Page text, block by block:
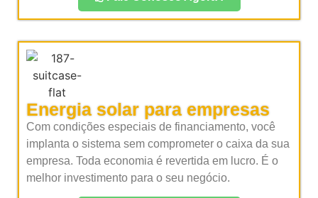
Energia solar para empresas
Com condições especiais de financiamento, você
implanta o sistema sem comprometer o caixa da sua
empresa. Toda economia é revertida em lucro. É o
melhor investimento para o seu negócio.